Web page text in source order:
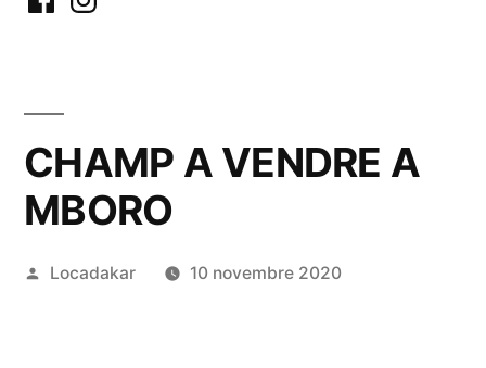
CHAMP A VENDRE A
MBORO
Publié
Locadakar 10 novembre 2020